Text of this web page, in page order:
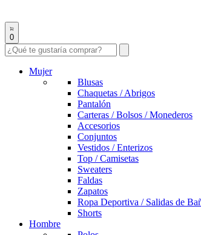
0
Mujer
Blusas
Chaquetas / Abrigos
Pantalón
Carteras / Bolsos / Monederos
Accesorios
Conjuntos
Vestidos / Enterizos
Top / Camisetas
Sweaters
Faldas
Zapatos
Ropa Deportiva / Salidas de
Shorts
Hombre